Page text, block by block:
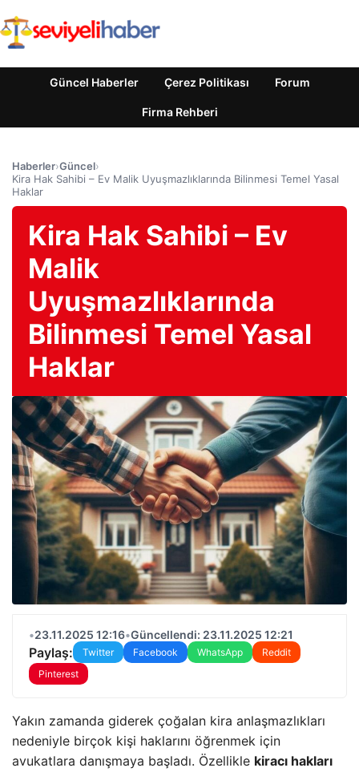
Güncel Haberler Çerez Politikası Forum
Firma Rehberi
Haberler›Güncel›
Kira Hak Sahibi – Ev Malik Uyuşmazlıklarında Bilinmesi Temel Yasal
Haklar
Kira Hak Sahibi – Ev
Malik
Uyuşmazlıklarında
Bilinmesi Temel Yasal
Haklar
•23.11.2025 12:16•Güncellendi: 23.11.2025 12:21
Paylaş: Twitter Facebook WhatsApp
Reddit
Pinterest
Yakın zamanda giderek çoğalan kira anlaşmazlıkları
nedeniyle birçok kişi haklarını öğrenmek için
avukatlara danışmaya başladı. Özellikle kiracı hakları